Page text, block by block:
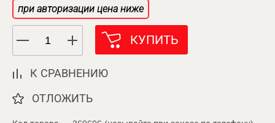
при авторизации цена ниже
КУПИТЬ
К СРАВНЕНИЮ
ОТЛОЖИТЬ